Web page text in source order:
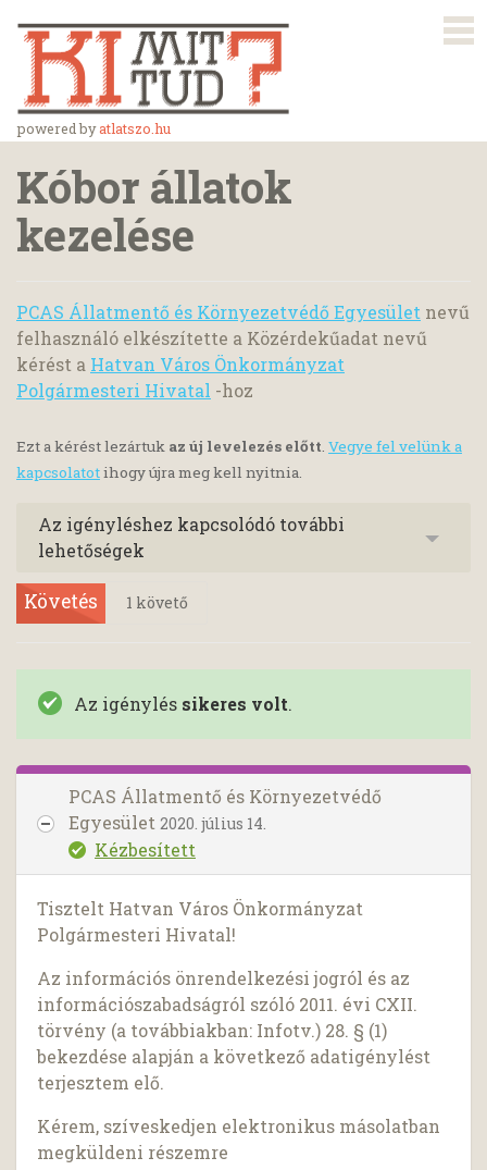
powered byatlatszo.hu
Kóbor állatok
kezelése
PCAS Állatmentő és Környezetvédő Egyesület nevű
felhasználó elkészítette a Közérdekűadat nevű
kérést a Hatvan Város Önkormányzat
Polgármesteri Hivatal -hoz
Ezt a kérést lezártuk az új levelezés előtt. Vegye fel velünk a
kapcsolatotihogy újra meg kell nyitnia.
Az igényléshez kapcsolódó további
lehetőségek
Követés 1 követő
Az igénylés sikeres volt.
PCAS Állatmentő és Környezetvédő
Egyesület 2020. július 14.
Kézbesített
Tisztelt Hatvan Város Önkormányzat
Polgármesteri Hivatal!
Az információs önrendelkezési jogról és az
információszabadságról szóló 2011. évi CXII.
törvény (a továbbiakban: Infotv.) 28. § (1)
bekezdése alapján a következő adatigénylést
terjesztem elő.
Kérem, szíveskedjen elektronikus másolatban
megküldeni részemre